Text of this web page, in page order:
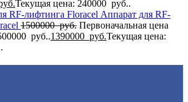
Текущая цена: 240000 руб..
Аппарат для RF-
1500000руб. Первоначальная цена
руб..1390000 руб.Текущая цена: